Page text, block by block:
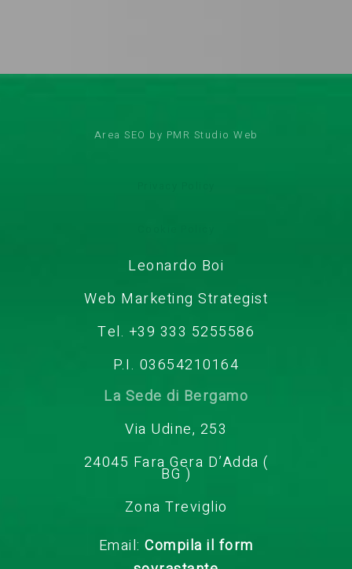
Area SEO by PMR Studio Web
Leonardo Boi
Web Marketing Strategist
Tel. +39 333 5255586
P.I. 03654210164
La Sede di Bergamo
Via Udine, 253
24045 Fara Gera D’Adda (
BG )
Zona Treviglio
Email: Compila il form